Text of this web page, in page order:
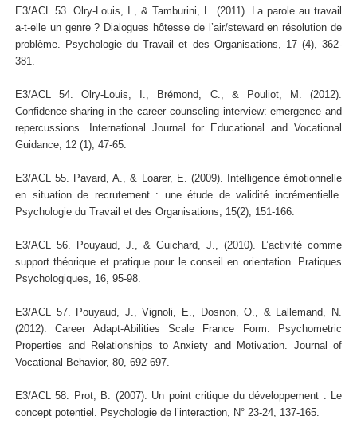
E3/ACL 53. Olry-Louis, I., & Tamburini, L. (2011). La parole au travail
a-t-elle un genre ? Dialogues hôtesse de l’air/steward en résolution de
problème. Psychologie du Travail et des Organisations, 17 (4), 362-
381.
E3/ACL 54. Olry-Louis, I., Brémond, C., & Pouliot, M. (2012).
Confidence-sharing in the career counseling interview: emergence and
repercussions. International Journal for Educational and Vocational
Guidance, 12 (1), 47-65.
E3/ACL 55. Pavard, A., & Loarer, E. (2009). Intelligence émotionnelle
en situation de recrutement : une étude de validité incrémentielle.
Psychologie du Travail et des Organisations, 15(2), 151-166.
E3/ACL 56. Pouyaud, J., & Guichard, J., (2010). L’activité comme
support théorique et pratique pour le conseil en orientation. Pratiques
Psychologiques, 16, 95-98.
E3/ACL 57. Pouyaud, J., Vignoli, E., Dosnon, O., & Lallemand, N.
(2012). Career Adapt-Abilities Scale France Form: Psychometric
Properties and Relationships to Anxiety and Motivation. Journal of
Vocational Behavior, 80, 692-697.
E3/ACL 58. Prot, B. (2007). Un point critique du développement : Le
concept potentiel. Psychologie de l’interaction, N° 23-24, 137-165.